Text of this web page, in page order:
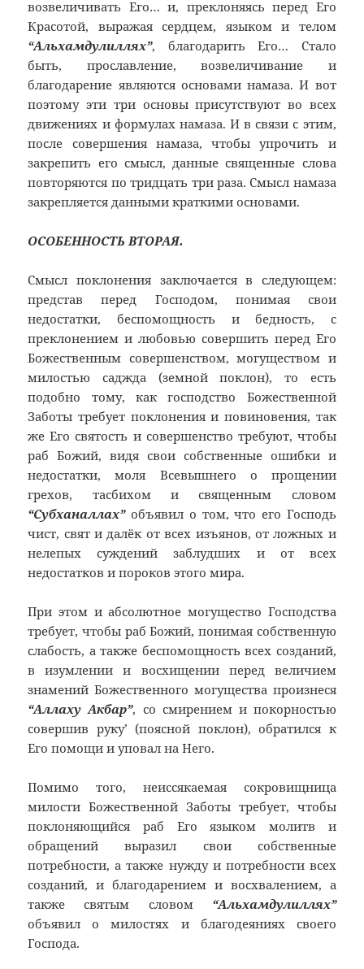
возвеличивать Его… и, преклоняясь перед Его
Красотой, выражая сердцем, языком и телом
“Альхамдулиллях”, благодарить Его… Стало
быть, прославление, возвеличивание и
благодарение являются основами намаза. И вот
поэтому эти три основы присутствуют во всех
движениях и формулах намаза. И в связи с этим,
после совершения намаза, чтобы упрочить и
закрепить его смысл, данные священные слова
повторяются по тридцать три раза. Смысл намаза
закрепляется данными краткими основами.
ОСОБЕННОСТЬ ВТОРАЯ.
Смысл поклонения заключается в следующем:
представ перед Господом, понимая свои
недостатки, беспомощность и бедность, с
преклонением и любовью совершить перед Его
Божественным совершенством, могуществом и
милостью саджда (земной поклон), то есть
подобно тому, как господство Божественной
Заботы требует поклонения и повиновения, так
же Его святость и совершенство требуют, чтобы
раб Божий, видя свои собственные ошибки и
недостатки, моля Всевышнего о прощении
грехов, тасбихом и священным словом
“Субханаллах”объявил о том, что его Господь
чист, свят и далёк от всех изъянов, от ложных и
нелепых суждений заблудших и от всех
недостатков и пороков этого мира.
При этом и абсолютное могущество Господства
требует, чтобы раб Божий, понимая собственную
слабость, а также беспомощность всех созданий,
в изумлении и восхищении перед величием
знамений Божественного могущества произнеся
“Аллаху Акбар”, со смирением и покорностью
совершив руку’ (поясной поклон), обратился к
Его помощи и уповал на Него.
Помимо того, неиссякаемая сокровищница
милости Божественной Заботы требует, чтобы
поклоняющийся раб Его языком молитв и
обращений выразил свои собственные
потребности, а также нужду и потребности всех
созданий, и благодарением и восхвалением, а
также святым словом “Альхамдулиллях”
объявил о милостях и благодеяниях своего
Господа.